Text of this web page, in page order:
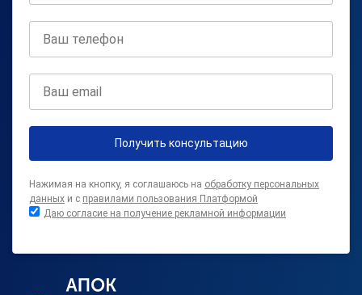
Получить консультацию
Нажимая на кнопку, я соглашаюсь на обработку персональных
данных и с правилами пользования Платформой
Даю согласие на получение рекламной информации